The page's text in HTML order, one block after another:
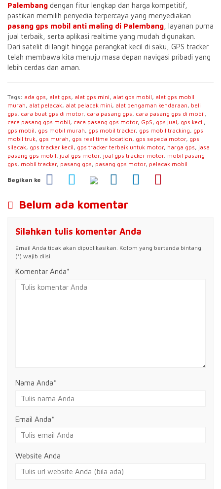
Palembang dengan fitur lengkap dan harga kompetitif,
pastikan memilih penyedia terpercaya yang menyediakan
pasang gps mobil anti maling di Palembang , layanan purna
jual terbaik, serta aplikasi realtime yang mudah digunakan.
Dari satelit di langit hingga perangkat kecil di saku, GPS tracker
telah membawa kita menuju masa depan navigasi pribadi yang
lebih cerdas dan aman.
Tags: ada gps, alat gps, alat gps mini, alat gps mobil, alat gps mobil
murah, alat pelacak, alat pelacak mini, alat pengaman kendaraan, beli
gps, cara buat gps di motor, cara pasang gps, cara pasang gps di mobil,
cara pasang gps mobil, cara pasang gps motor, GpS, gps jual, gps kecil,
gps mobil, gps mobil murah, gps mobil tracker, gps mobil tracking, gps
mobil truk, gps murah, gps real time location, gps sepeda motor, gps
silacak, gps tracker kecil, gps tracker terbaik untuk motor, harga gps, jasa
pasang gps mobil, jual gps motor, jual gps tracker motor, mobil pasang
gps, mobil tracker, pasang gps, pasang gps motor, pelacak mobil
Bagikan ke
Belum ada komentar
Silahkan tulis komentar Anda
Email Anda tidak akan dipublikasikan. Kolom yang bertanda bintang
(*) wajib diisi.
Komentar Anda*
Nama Anda*
Email Anda*
Website Anda